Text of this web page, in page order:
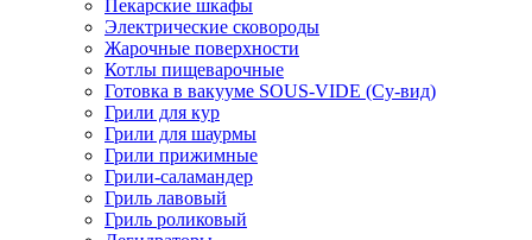
Пекарские шкафы
Электрические сковороды
Жарочные поверхности
Котлы пищеварочные
Готовка в вакууме SOUS-VIDE (Су-вид)
Грили для кур
Грили для шаурмы
Грили прижимные
Грили-саламандер
Гриль лавовый
Гриль роликовый